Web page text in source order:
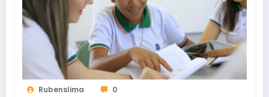
Rubenslima 0